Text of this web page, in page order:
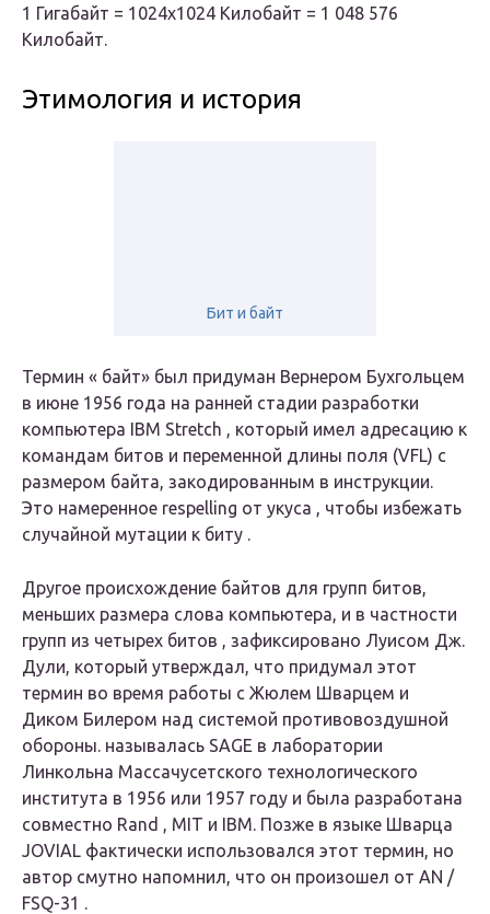
1 Гигабайт = 1024х1024 Килобайт = 1 048 576
Килобайт.
Этимология и история
Бит и байт
Термин « байт» был придуман Вернером Бухгольцем
в июне 1956 года на ранней стадии разработки
компьютера IBM Stretch , который имел адресацию к
командам битов и переменной длины поля (VFL) с
размером байта, закодированным в инструкции.
Это намеренное respelling от укуса , чтобы избежать
случайной мутации к биту .
Другое происхождение байтов для групп битов,
меньших размера слова компьютера, и в частности
групп из четырех битов , зафиксировано Луисом Дж.
Дули, который утверждал, что придумал этот
термин во время работы с Жюлем Шварцем и
Диком Билером над системой противовоздушной
обороны. называлась SAGE в лаборатории
Линкольна Массачусетского технологического
института в 1956 или 1957 году и была разработана
совместно Rand , MIT и IBM. Позже в языке Шварца
JOVIAL фактически использовался этот термин, но
автор смутно напомнил, что он произошел от AN /
FSQ-31 .